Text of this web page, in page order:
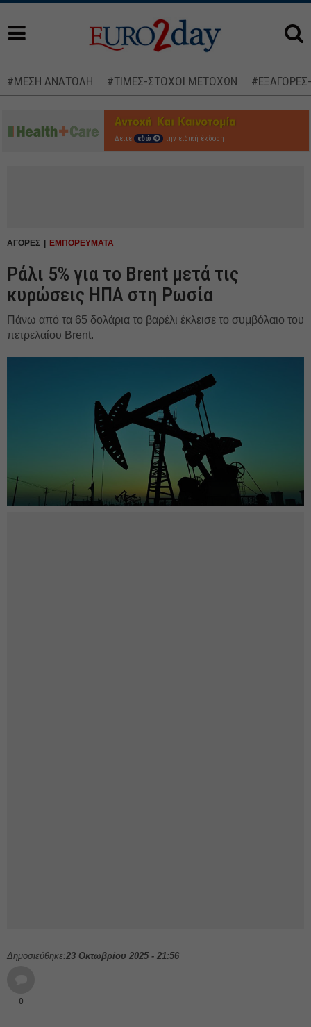
#ΜΕΣΗ ΑΝΑΤΟΛΗ #ΤΙΜΕΣ-ΣΤΟΧΟΙ ΜΕΤΟΧΩΝ
Δείτε εδώ την ειδική έκδοση
ΑΓΟΡΕΣ ΕΜΠΟΡΕΥΜΑΤΑ
Ράλι 5% για το Brent μετά τις
κυρώσεις ΗΠΑ στη Ρωσία
Πάνω από τα 65 δολάρια το βαρέλι έκλεισε το συμβόλαιο του
πετρελαίου Brent.
Δημοσιεύθηκε:23 Οκτωβρίου 2025 - 21:56
0